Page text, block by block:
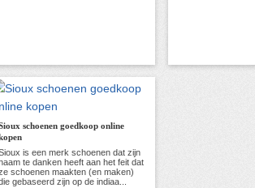
schoenen goedkoop online